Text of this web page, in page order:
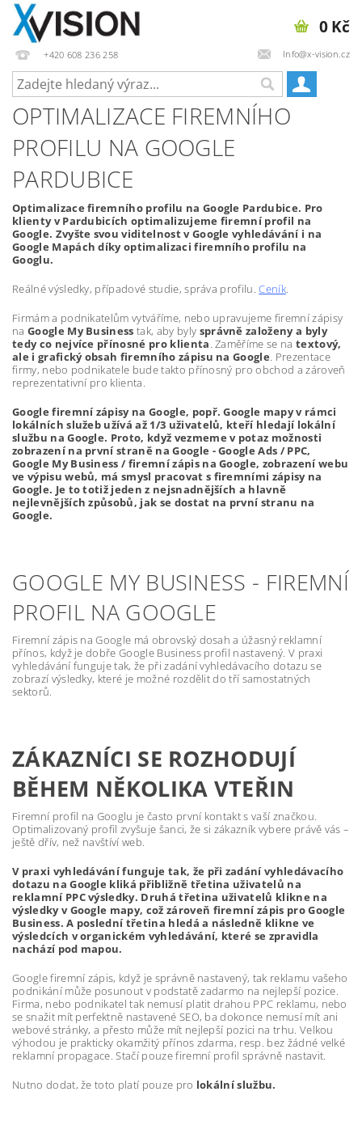
+420 608 236 258 Info@x-vision.cz
0 Kč
OPTIMALIZACE FIREMNÍHO
PROFILU NA GOOGLE
PARDUBICE
Optimalizace firemního profilu na Google Pardubice. Pro
klienty v Pardubicích optimalizujeme firemní profil na
Google. Zvyšte svou viditelnost v Google vyhledávání i na
Google Mapách díky optimalizaci firemního profilu na
Googlu.
Reálné výsledky, případové studie, správa profilu.Ceník.
Firmám a podnikatelům vytváříme, nebo upravujeme firemní zápisy
na Google My Business tak, aby byly správně založeny a byly
tedy co nejvíce přínosné pro klienta. Zaměříme se na textový,
ale i grafický obsah firemního zápisu na Google. Prezentace
firmy, nebo podnikatele bude takto přínosný pro obchod a zároveň
reprezentativní pro klienta.
Google firemní zápisy na Google, popř. Google mapy v rámci
lokálních služeb užívá až 1/3 uživatelů, kteří hledají lokální
službu na Google. Proto, když vezmeme v potaz možnosti
zobrazení na první straně na Google - Google Ads / PPC,
Google My Business / firemní zápis na Google, zobrazení webu
ve výpisu webů, má smysl pracovat s firemními zápisy na
Google. Je to totiž jeden z nejsnadnějších a hlavně
nejlevnějších způsobů, jak se dostat na první stranu na
Google.
GOOGLE MY BUSINESS - FIREMNÍ
PROFIL NA GOOGLE
Firemní zápis na Google má obrovský dosah a úžasný reklamní
přínos, když je dobře Google Business profil nastavený. V praxi
vyhledávání funguje tak, že při zadání vyhledávacího dotazu se
zobrazí výsledky, které je možné rozdělit do tří samostatných
sektorů.
ZÁKAZNÍCI SE ROZHODUJÍ
BĚHEM NĚKOLIKA VTEŘIN
Firemní profil na Googlu je často první kontakt s vaší značkou.
Optimalizovaný profil zvyšuje šanci, že si zákazník vybere právě vás –
ještě dřív, než navštíví web.
V praxi vyhledávání funguje tak, že při zadání vyhledávacího
dotazu na Google kliká přibližně třetina uživatelů na
reklamní PPC výsledky. Druhá třetina uživatelů klikne na
výsledky v Google mapy, což zároveň firemní zápis pro Google
Business. A poslední třetina hledá a následně klikne ve
výsledcích v organickém vyhledávání, které se zpravidla
nachází pod mapou.
Google firemní zápis, když je správně nastavený, tak reklamu vašeho
podnikání může posunout v podstatě zadarmo na nejlepší pozice.
Firma, nebo podnikatel tak nemusí platit drahou PPC reklamu, nebo
se snažit mít perfektně nastavené SEO, ba dokonce nemusí mít ani
webové stránky, a přesto může mít nejlepší pozici na trhu. Velkou
výhodou je prakticky okamžitý přínos zdarma, resp. bez žádné velké
reklamní propagace. Stačí pouze firemní profil správně nastavit.
Nutno dodat, že toto platí pouze pro lokální službu.